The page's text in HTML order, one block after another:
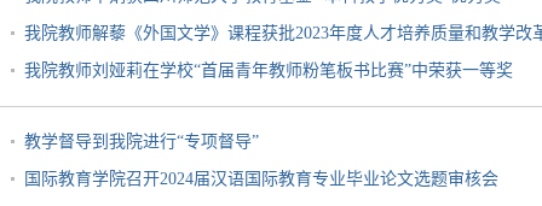
我院教师解藜《外国文学》课程获批2023年度人才培养质量和教学改
我院教师刘娅莉在学校“首届青年教师粉笔板书比赛”中荣获一等奖
教学督导到我院进行“专项督导”
国际教育学院召开2024届汉语国际教育专业毕业论文选题审核会